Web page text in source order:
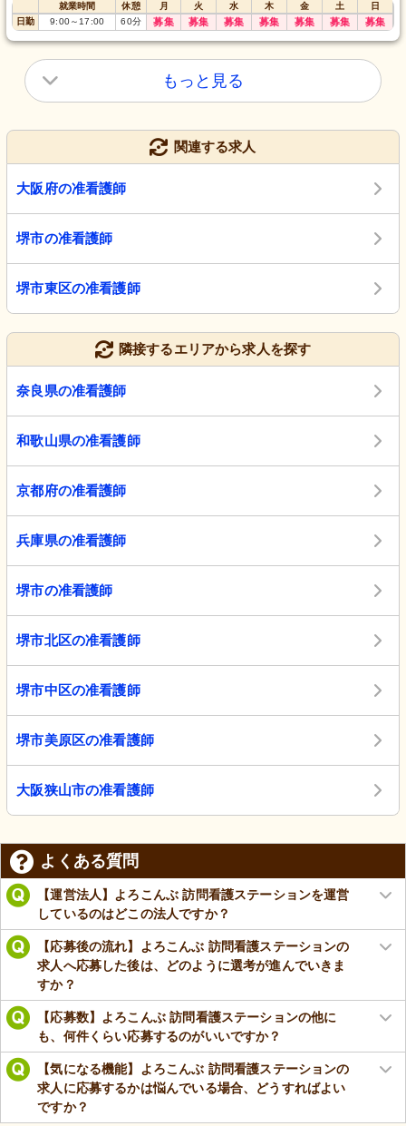
就業時間 休憩 月 火 水 木 金 土
日
日勤
9:00～17:00 60分 募集 募集 募集 募集 募集 募集 募集
もっと見る
関連する求人
大阪府の准看護師
堺市の准看護師
堺市東区の准看護師
隣接するエリアから求人を探す
奈良県の准看護師
和歌山県の准看護師
京都府の准看護師
兵庫県の准看護師
堺市の准看護師
堺市北区の准看護師
堺市中区の准看護師
堺市美原区の准看護師
大阪狭山市の准看護師
よくある質問
【運営法人】よろこんぶ 訪問看護ステーションを運営
しているのはどこの法人ですか？
【応募後の流れ】よろこんぶ 訪問看護ステーションの
求人へ応募した後は、どのように選考が進んでいきま
すか？
【応募数】よろこんぶ 訪問看護ステーションの他に
も、何件くらい応募するのがいいですか？
【気になる機能】よろこんぶ 訪問看護ステーションの
求人に応募するかは悩んでいる場合、どうすればよい
ですか？